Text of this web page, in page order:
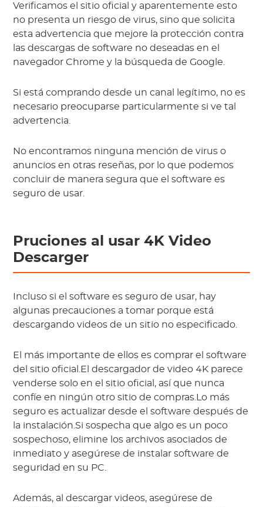
Verificamos el sitio oficial y aparentemente esto
no presenta un riesgo de virus, sino que solicita
esta advertencia que mejore la protección contra
las descargas de software no deseadas en el
navegador Chrome y la búsqueda de Google.
Si está comprando desde un canal legítimo, no es
necesario preocuparse particularmente si ve tal
advertencia.
No encontramos ninguna mención de virus o
anuncios en otras reseñas, por lo que podemos
concluir de manera segura que el software es
seguro de usar.
Pruciones al usar 4K Video
Descarger
Incluso si el software es seguro de usar, hay
algunas precauciones a tomar porque está
descargando videos de un sitio no especificado.
El más importante de ellos es comprar el software
del sitio oficial.El descargador de video 4K parece
venderse solo en el sitio oficial, así que nunca
confíe en ningún otro sitio de compras.Lo más
seguro es actualizar desde el software después de
la instalación.Si sospecha que algo es un poco
sospechoso, elimine los archivos asociados de
inmediato y asegúrese de instalar software de
seguridad en su PC.
Además, al descargar videos, asegúrese de